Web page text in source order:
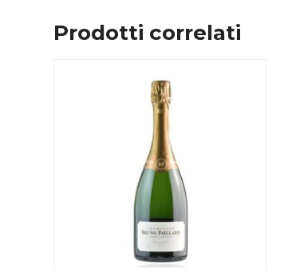
Prodotti correlati